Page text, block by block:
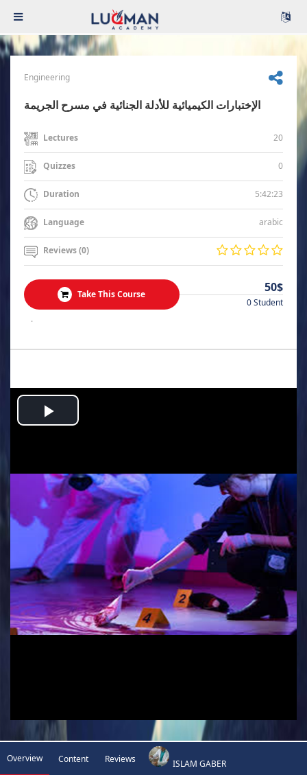
Engineering
الإختبارات الكيميائية للأدلة الجنائية في مسرح الجريمة
Lectures 20
Quizzes 0
Duration 5:42:23
Language arabic
Reviews (0)
Take This Course 50$
0 Student
.
Play
Overview Content Reviews ISLAM GABER